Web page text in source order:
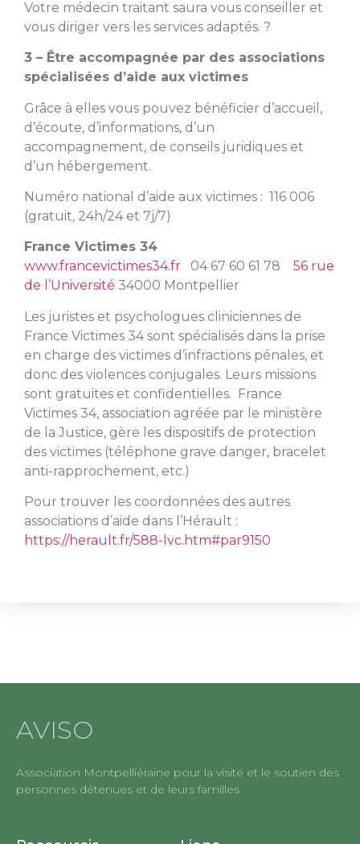
Votre médecin traitant saura vous conseiller et
vous diriger vers les services adaptés. ?
3 – Être accompagnée par des associations
spécialisées d’aide aux victimes
Grâce à elles vous pouvez bénéficier d’accueil,
d’écoute, d’informations, d’un
accompagnement, de conseils juridiques et
d’un hébergement.
Numéro national d’aide aux victimes : 116 006
(gratuit, 24h/24 et 7j/7)
France Victimes 34
www.francevictimes34.fr 04 67 60 61 78 56 rue
de l’Université 34000 Montpellier
Les juristes et psychologues cliniciennes de
France Victimes 34 sont spécialisés dans la prise
en charge des victimes d’infractions pénales, et
donc des violences conjugales. Leurs missions
sont gratuites et confidentielles. France
Victimes 34, association agréée par le ministère
de la Justice, gère les dispositifs de protection
des victimes (téléphone grave danger, bracelet
anti-rapprochement, etc.)
Pour trouver les coordonnées des autres
associations d’aide dans l’Hérault :
https://herault.fr/588-lvc.htm#par9150
AVISO
Association Montpelliéraine pour la visite et le soutien des
personnes détenues et de leurs familles